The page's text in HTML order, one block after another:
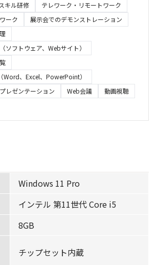
キル研修
テレワーク・リモートワーク
ーク
展示会でのデモンストレーション
ソフトウェア、Webサイト）
Word、Excel、PowerPoint）
プレゼンテーション Web会議
動画視聴
Windows 11 Pro
インテル 第11世代 Core i5
8GB
チップセット内蔵